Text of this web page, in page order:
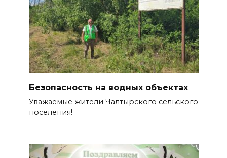
Безопасность на водных объектах
Уважаемые жители Чалтырского сельского
поселения!